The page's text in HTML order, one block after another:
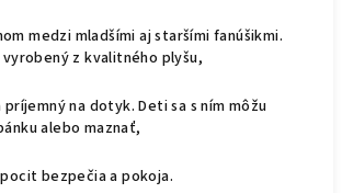
medzi mladšími aj staršími fanúšikmi.
vyrobený z kvalitného plyšu,
na dotyk. Deti sa s ním môžu
alebo maznať,
bezpečia a pokoja.